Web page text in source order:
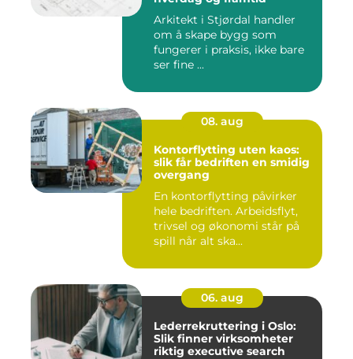
Arkitekt i Stjørdal handler
om å skape bygg som
fungerer i praksis, ikke bare
ser fine ...
08. aug
Kontorflytting uten kaos:
slik får bedriften en smidig
overgang
En kontorflytting påvirker
hele bedriften. Arbeidsflyt,
trivsel og økonomi står på
spill når alt ska...
06. aug
Lederrekruttering i Oslo:
Slik finner virksomheter
riktig executive search